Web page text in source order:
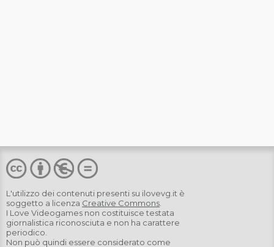
L'utilizzo dei contenuti presenti su ilovevg.it è
soggetto a licenza Creative Commons
I Love Videogames non costituisce testata
giornalistica riconosciuta e non ha carattere
periodico.
Non può quindi essere considerato come